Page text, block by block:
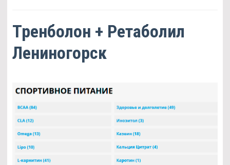
Тренболон + Ретаболил
Лениногорск